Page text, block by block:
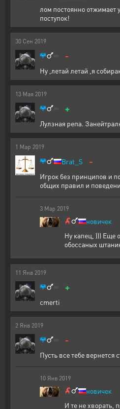
лом постоянно отжимает
поступок!
30 Сен 2019
-
Ну ,летай летай ,я
13 Мая 2019
+
Лулзная репа.
1 Мар 2019
Brat_S -
Игрок без принципов и
общих правил и
3 Мар 2019
новичек
Ну капец, ))) Еще
обоссаных
11 Янв 2019
+
cmerti
2 Янв 2019
-
Пусть все тебе вернется
10 Янв 2019
новичек
И те не хворать,